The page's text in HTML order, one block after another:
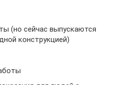
(но сейчас выпускаются
конструкцией)